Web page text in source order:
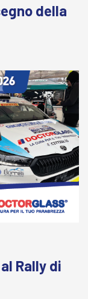
della
Rally di